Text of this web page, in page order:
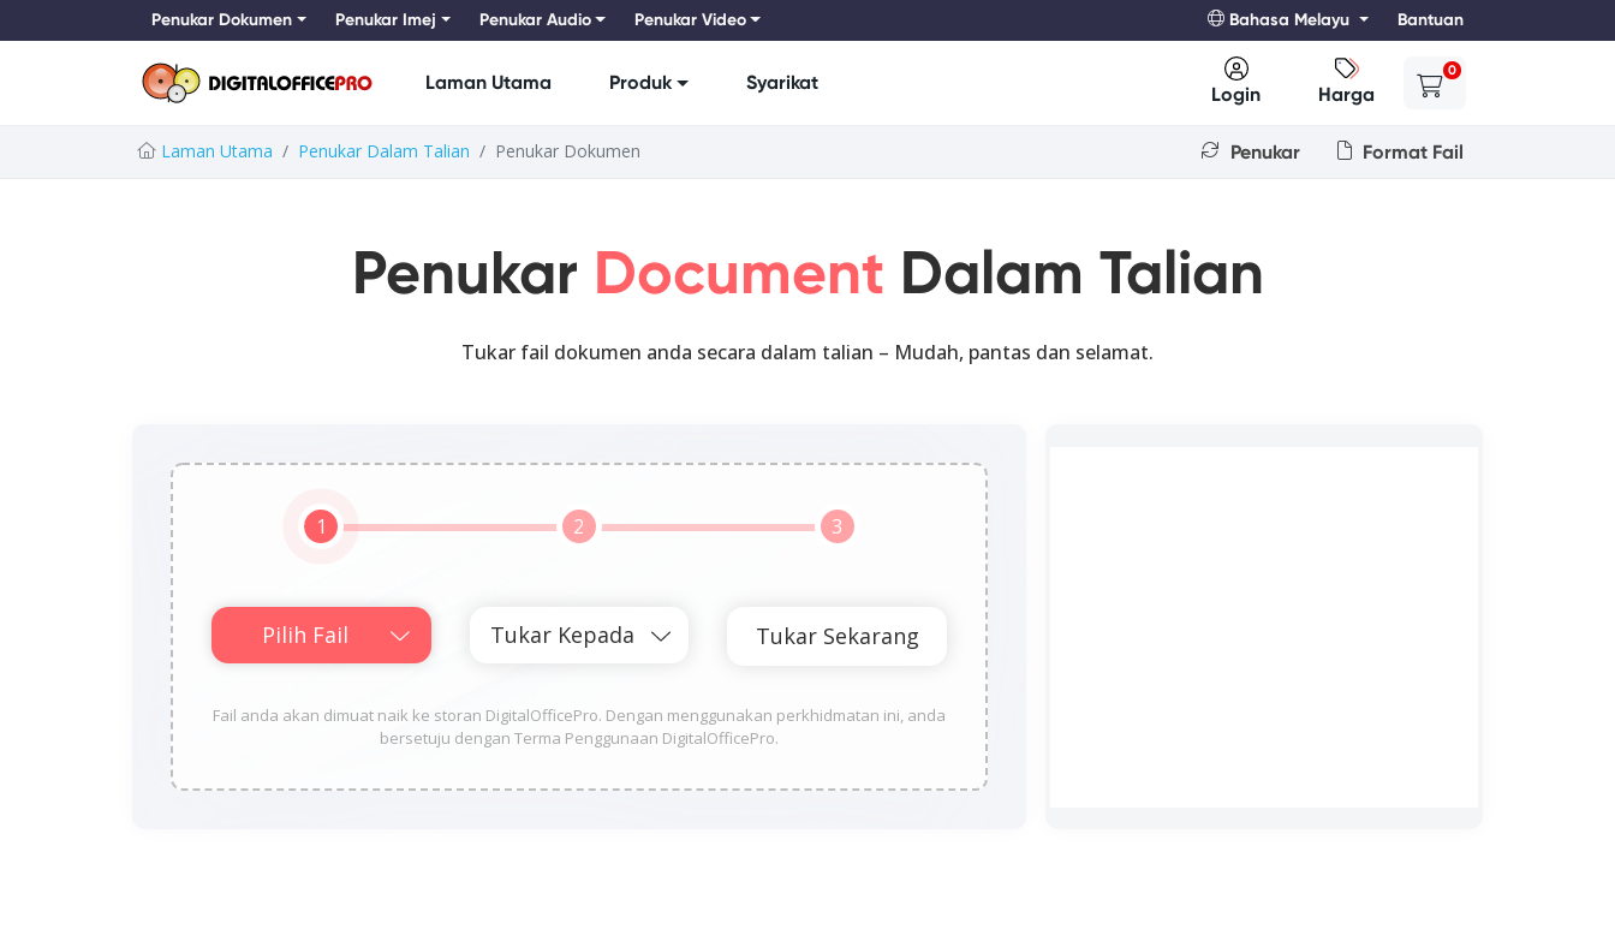
Penukar Dokumen Penukar Imej Penukar Audio Penukar Video Bahasa Melayu Bantuan
Laman Utama Produk Syarikat
Login Harga
0
Laman Utama Penukar Dalam Talian Penukar Dokumen Penukar Format Fail
Penukar Document Dalam Talian
Tukar fail dokumen anda secara dalam talian – Mudah, pantas dan selamat.
1
Pilih Fail
2 3
Fail anda akan dimuat naik ke storan DigitalOfficePro. Dengan menggunakan perkhidmatan ini, anda
bersetuju dengan Terma Penggunaan DigitalOfficePro.